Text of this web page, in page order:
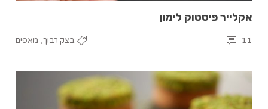
אקלייר פיסטוק לימון
בצק רבוך, מאפים 11